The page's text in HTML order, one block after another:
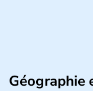
Géographie